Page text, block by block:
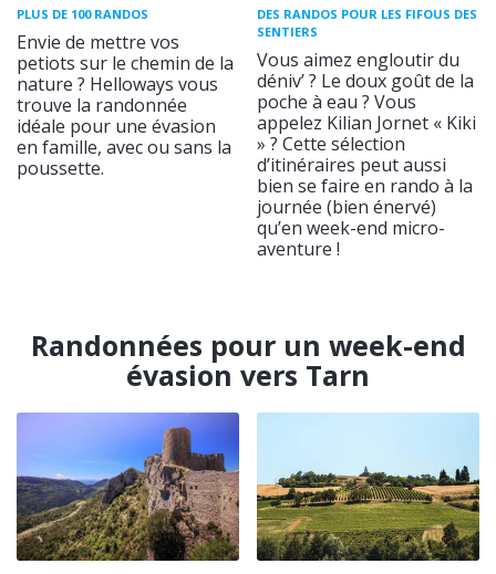
PLUS DE 100 RANDOS
Envie de mettre vos
petiots sur le chemin de la
nature ? Helloways vous
trouve la randonnée
idéale pour une évasion
en famille, avec ou sans la
poussette.
DES RANDOS POUR LES FIFOUS DES
SENTIERS
Vous aimez engloutir du
déniv’ ? Le doux goût de la
poche à eau ? Vous
appelez Kilian Jornet « Kiki
» ? Cette sélection
d’itinéraires peut aussi
bien se faire en rando à la
journée (bien énervé)
qu’en week-end micro-
aventure !
Randonnées pour un week-end
évasion vers Tarn